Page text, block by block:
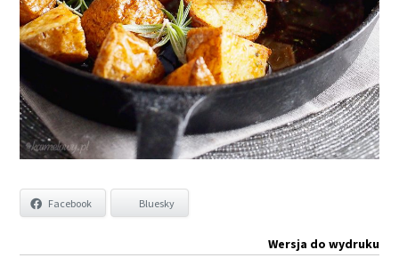
Facebook Bluesky
Wersja do wydruku